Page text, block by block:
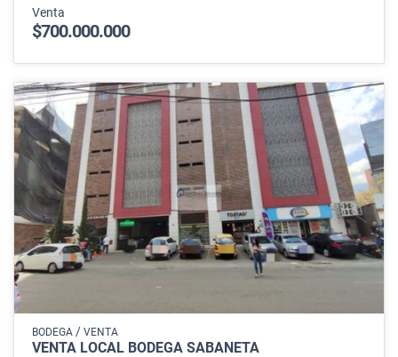
Venta
$700.000.000
BODEGA / VENTA
VENTA LOCAL BODEGA SABANETA